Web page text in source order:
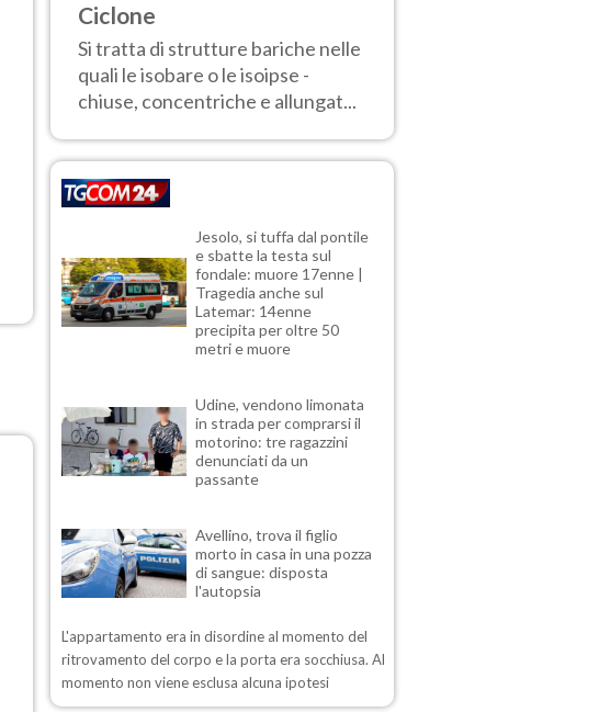
Ciclone
Si tratta di strutture bariche nelle
quali le isobare o le isoipse -
chiuse, concentriche e allungat...
Jesolo, si tuffa dal pontile
e sbatte la testa sul
fondale: muore 17enne |
Tragedia anche sul
Latemar: 14enne
precipita per oltre 50
metri e muore
Udine, vendono limonata
in strada per comprarsi il
motorino: tre ragazzini
denunciati da un
passante
Avellino, trova il figlio
morto in casa in una pozza
di sangue: disposta
l'autopsia
L'appartamento era in disordine al momento del
ritrovamento del corpo e la porta era socchiusa. Al
momento non viene esclusa alcuna ipotesi